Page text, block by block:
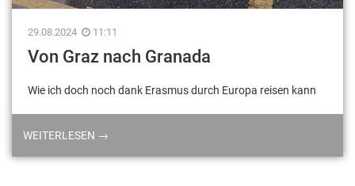
29.08.2024 11:11
Von Graz nach Granada
Wie ich doch noch dank Erasmus durch Europa reisen kann
WEITERLESEN →